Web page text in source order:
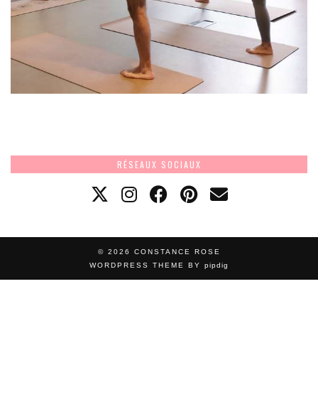
RÉSEAUX SOCIAUX
© 2026 CONSTANCE ROSE
WORDPRESS THEME BY pipdig